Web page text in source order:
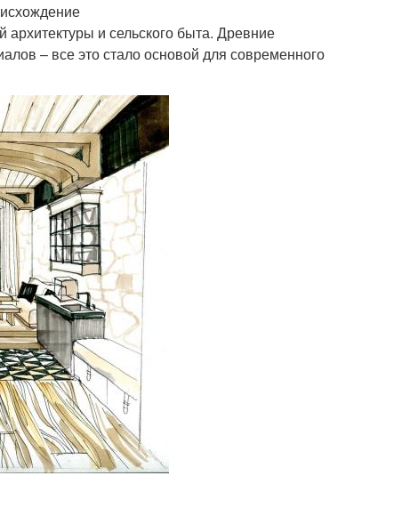
и сельского быта. Древние
– все это стало основой для современного